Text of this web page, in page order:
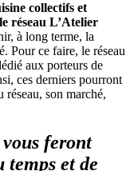
collectifs et
le réseau L’Atelier
à long terme, la
Pour ce faire, le réseau
aux porteurs de
ces derniers pourront
son marché,
feront
temps et de